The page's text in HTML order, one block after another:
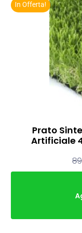
In Offerta!
Prato
Artificiale